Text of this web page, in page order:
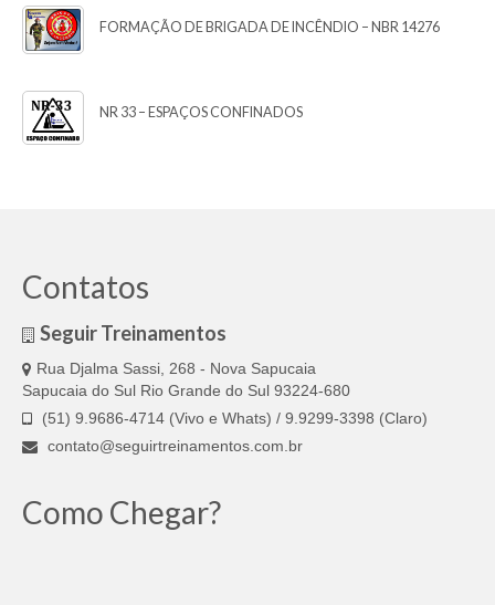
FORMAÇÃO DE BRIGADA DE INCÊNDIO – NBR 14276
NR 33 – ESPAÇOS CONFINADOS
Contatos
Seguir Treinamentos
Rua Djalma Sassi, 268 - Nova Sapucaia
Sapucaia do Sul Rio Grande do Sul 93224-680
(51) 9.9686-4714 (Vivo e Whats) / 9.9299-3398 (Claro)
contato@seguirtreinamentos.com.br
Como Chegar?